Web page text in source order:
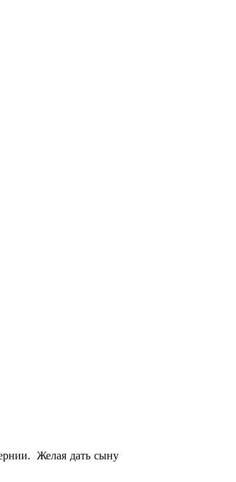
Желая дать сыну